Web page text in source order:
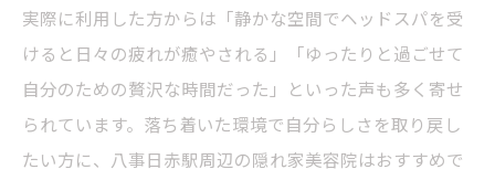
実際に利用した方からは「静かな空間でヘッドスパを受
けると日々の疲れが癒やされる」「ゆったりと過ごせて
自分のための贅沢な時間だった」といった声も多く寄せ
られています。落ち着いた環境で自分らしさを取り戻し
たい方に、八事日赤駅周辺の隠れ家美容院はおすすめで